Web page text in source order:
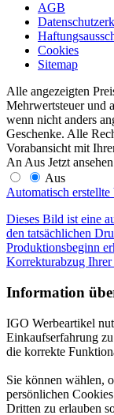
AGB
Cookies
Sitemap
Alle angezeigten
Mehrwertsteuer und
wenn nicht anders
Geschenke. Alle
Vorabansicht mit
AnAus Jetzt ansehen
Aus
Automatisch
Dieses Bild ist eine
den tatsächlichen
Produktionsbeginn
Korrekturabzug Ihrer
Information
IGO Werbeartikel
Einkaufserfahrung
die korrekte
Sie können wählen,
persönlichen Cookies
Dritten zu erlauben